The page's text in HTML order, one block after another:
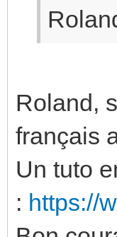
Roland,
français
Un tuto
: https://